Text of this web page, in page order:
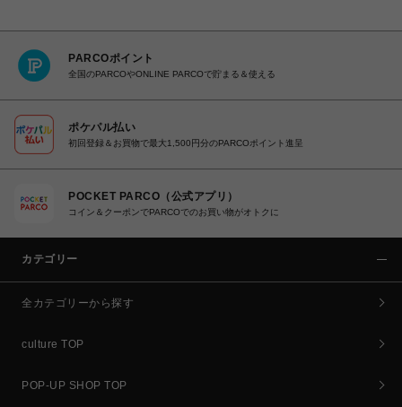
PARCOポイント
全国のPARCOやONLINE PARCOで貯まる＆使える
ポケパル払い
初回登録＆お買物で最大1,500円分のPARCOポイント進呈
POCKET PARCO（公式アプリ）
コイン＆クーポンでPARCOでのお買い物がオトクに
カテゴリー
全カテゴリーから探す
culture TOP
POP-UP SHOP TOP